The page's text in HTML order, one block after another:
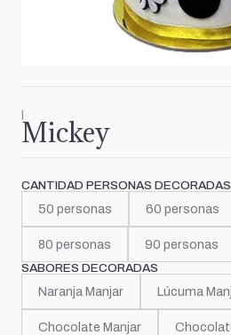
|
Mickey
CANTIDAD PERSONAS DECORADAS
50 personas 60 personas
80 personas 90 personas
SABORES DECORADAS
Naranja Manjar Lúcuma
Chocolate Manjar